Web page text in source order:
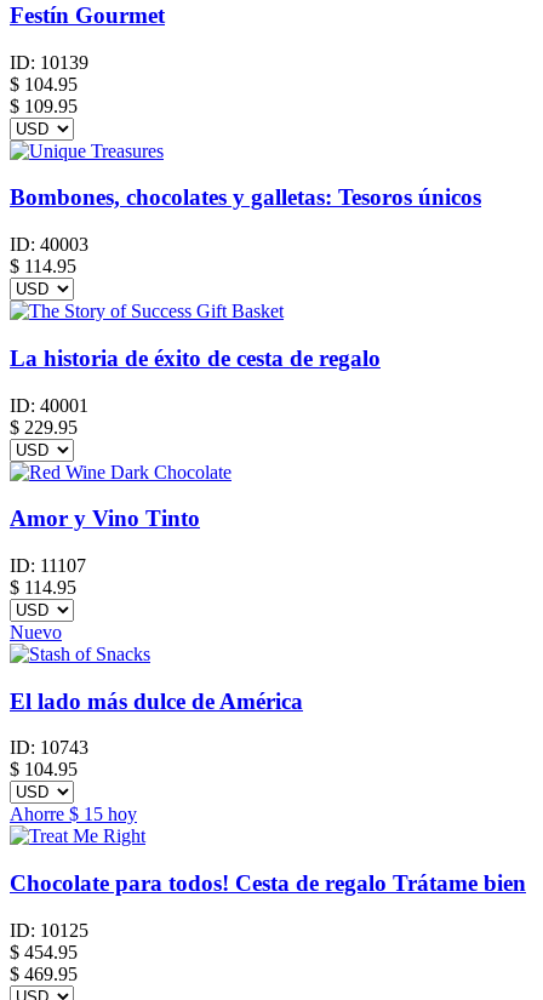
Festín Gourmet
ID: 10139
$ 104.95
$ 109.95
Bombones, chocolates y galletas: Tesoros únicos
ID: 40003
$ 114.95
La historia de éxito de cesta de regalo
ID: 40001
$ 229.95
Amor y Vino Tinto
ID: 11107
$ 114.95
Nuevo
El lado más dulce de América
ID: 10743
$ 104.95
Ahorre $ 15 hoy
Chocolate para todos! Cesta de regalo Trátame bien
ID: 10125
$ 454.95
$ 469.95